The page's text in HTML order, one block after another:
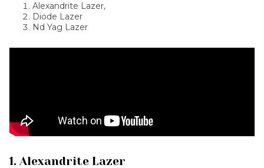
Alexandrite Lazer,
Diode Lazer
Nd Yag Lazer
1. Alexandrite Lazer